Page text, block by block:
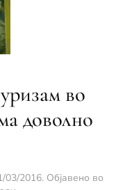
во
доволно
03/2016. Објавено во